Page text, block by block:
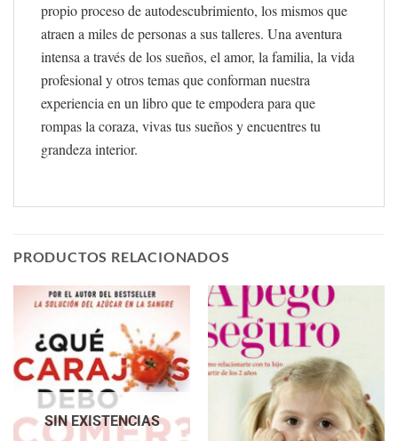
propio proceso de autodescubrimiento, los mismos que
atraen a miles de personas a sus talleres. Una aventura
intensa a través de los sueños, el amor, la familia, la vida
profesional y otros temas que conforman nuestra
experiencia en un libro que te empodera para que
rompas la coraza, vivas tus sueños y encuentres tu
grandeza interior.
PRODUCTOS RELACIONADOS
SIN EXISTENCIAS